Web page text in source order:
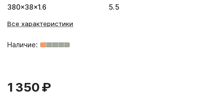
380×38×1.6 5.5
Все характеристики
1 350 ₽